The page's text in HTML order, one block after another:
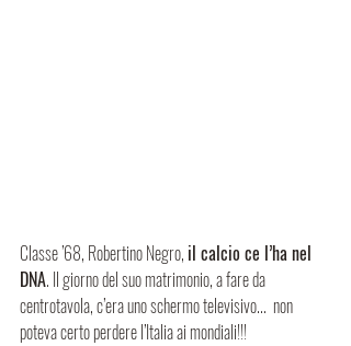
Classe ’68, Robertino Negro, il calcio ce l’ha nel
DNA. Il giorno del suo matrimonio, a fare da
centrotavola, c’era uno schermo televisivo...  non
poteva certo perdere l’Italia ai mondiali!!!